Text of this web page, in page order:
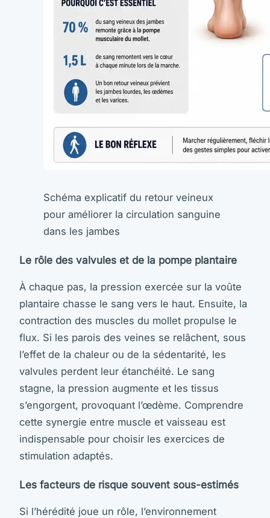
Schéma explicatif du retour veineux
pour améliorer la circulation sanguine
dans les jambes
Le rôle des valvules et de la pompe plantaire
À chaque pas, la pression exercée sur la voûte
plantaire chasse le sang vers le haut. Ensuite, la
contraction des muscles du mollet propulse le
flux. Si les parois des veines se relâchent, sous
l’effet de la chaleur ou de la sédentarité, les
valvules perdent leur étanchéité. Le sang
stagne, la pression augmente et les tissus
s’engorgent, provoquant l’œdème. Comprendre
cette synergie entre muscle et vaisseau est
indispensable pour choisir les exercices de
stimulation adaptés.
Les facteurs de risque souvent sous-estimés
Si l’hérédité joue un rôle, l’environnement